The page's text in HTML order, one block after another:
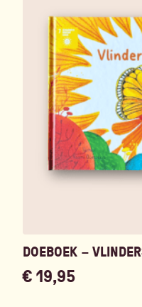
DOEBOEK –
€19,95